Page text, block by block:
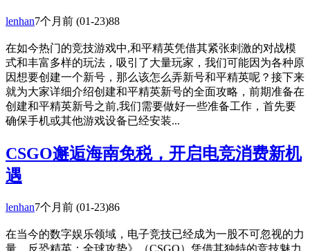
lenhan7个月前 (01-23)88
在如今热门的竞技游戏中,和平精英凭借其紧张刺激的对战模
式和丰富多样的玩法，吸引了大量玩家，我们可能因为各种原
因想要创建一个新号，那么该怎么弄新号和平精英呢？接下来
就为大家详细介绍创建和平精英新号的全面攻略，前期准备在
创建和平精英新号之前,我们需要做好一些准备工作，首先要
确保手机或其他游戏设备已经安装...
CSGO邂逅海南免税，开启电竞消费新机
遇
lenhan7个月前 (01-23)86
在当今的数字娱乐领域，电子竞技已经成为一股不可忽视的力